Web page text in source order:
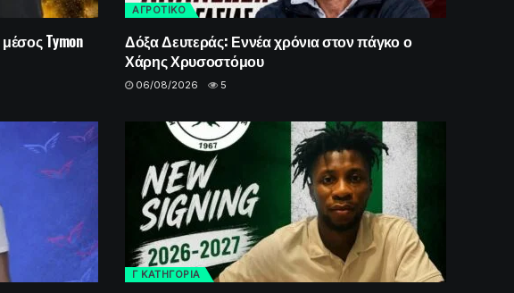
Tymon
ΑΓΡΟΤΙΚΟ
Δόξα Δευτεράς: Εννέα χρόνια στον πάγκο ο
Χάρης Χρυσοστόμου
06/08/2026 5
Γ ΚΑΤΗΓΟΡΙΑ